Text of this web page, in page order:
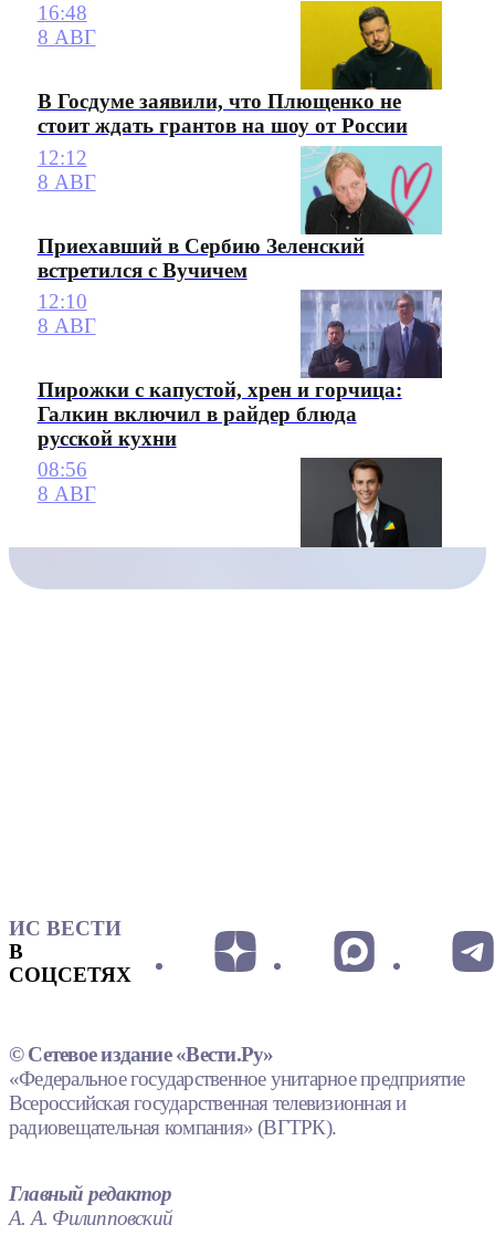
16:48
8 АВГ
В Госдуме заявили, что Плющенко не
стоит ждать грантов на шоу от России
12:12
8 АВГ
Приехавший в Сербию Зеленский
встретился с Вучичем
12:10
8 АВГ
Пирожки с капустой, хрен и горчица:
Галкин включил в райдер блюда
русской кухни
08:56
8 АВГ
ИС ВЕСТИ
В
СОЦСЕТЯХ
© Сетевое издание «Вести.Ру»
«Федеральное государственное унитарное предприятие
Всероссийская государственная телевизионная и
радиовещательная компания» (ВГТРК).
Главный редактор
А. А. Филипповский